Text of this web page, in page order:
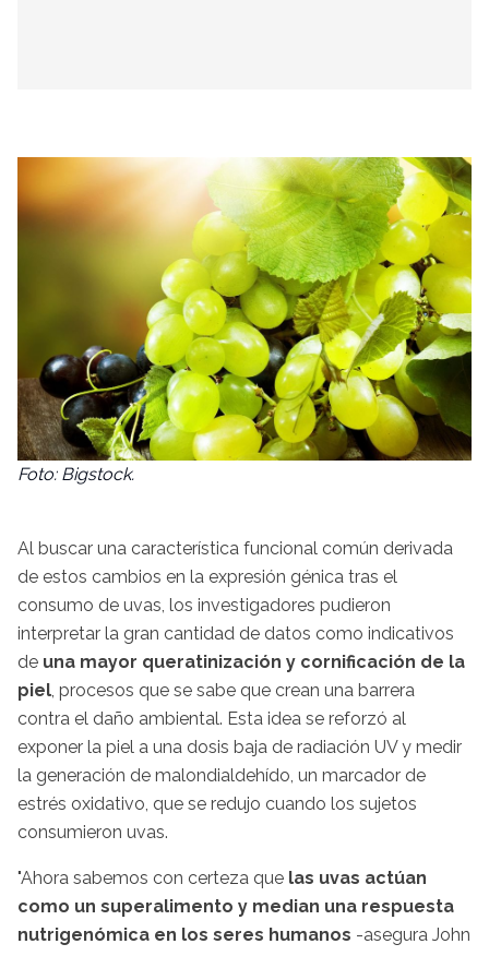
Foto: Bigstock.
Al buscar una característica funcional común derivada
de estos cambios en la expresión génica tras el
consumo de uvas, los investigadores pudieron
interpretar la gran cantidad de datos como indicativos
de una mayor queratinización y cornificación de la
piel, procesos que se sabe que crean una barrera
contra el daño ambiental. Esta idea se reforzó al
exponer la piel a una dosis baja de radiación UV y medir
la generación de malondialdehído, un marcador de
estrés oxidativo, que se redujo cuando los sujetos
consumieron uvas.
"Ahora sabemos con certeza que las uvas actúan
como un superalimento y median una respuesta
nutrigenómica en los seres humanos -asegura John